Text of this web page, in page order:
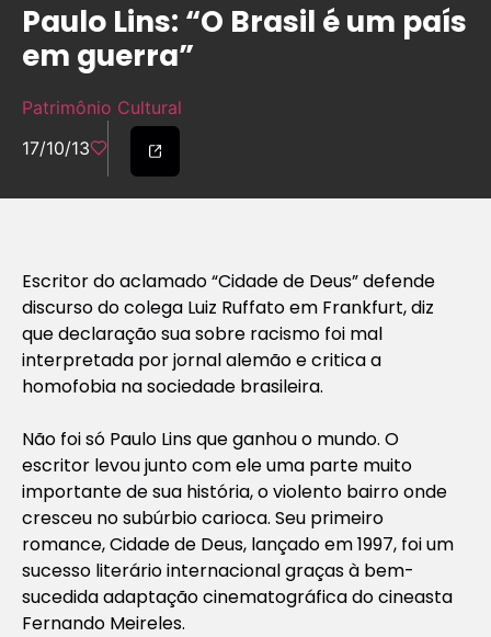
Paulo Lins: “O Brasil é um país
em guerra”
Patrimônio Cultural
17/10/13
Escritor do aclamado “Cidade de Deus” defende
discurso do colega Luiz Ruffato em Frankfurt, diz
que declaração sua sobre racismo foi mal
interpretada por jornal alemão e critica a
homofobia na sociedade brasileira.
Não foi só Paulo Lins que ganhou o mundo. O
escritor levou junto com ele uma parte muito
importante de sua história, o violento bairro onde
cresceu no subúrbio carioca. Seu primeiro
romance, Cidade de Deus, lançado em 1997, foi um
sucesso literário internacional graças à bem-
sucedida adaptação cinematográfica do cineasta
Fernando Meireles.